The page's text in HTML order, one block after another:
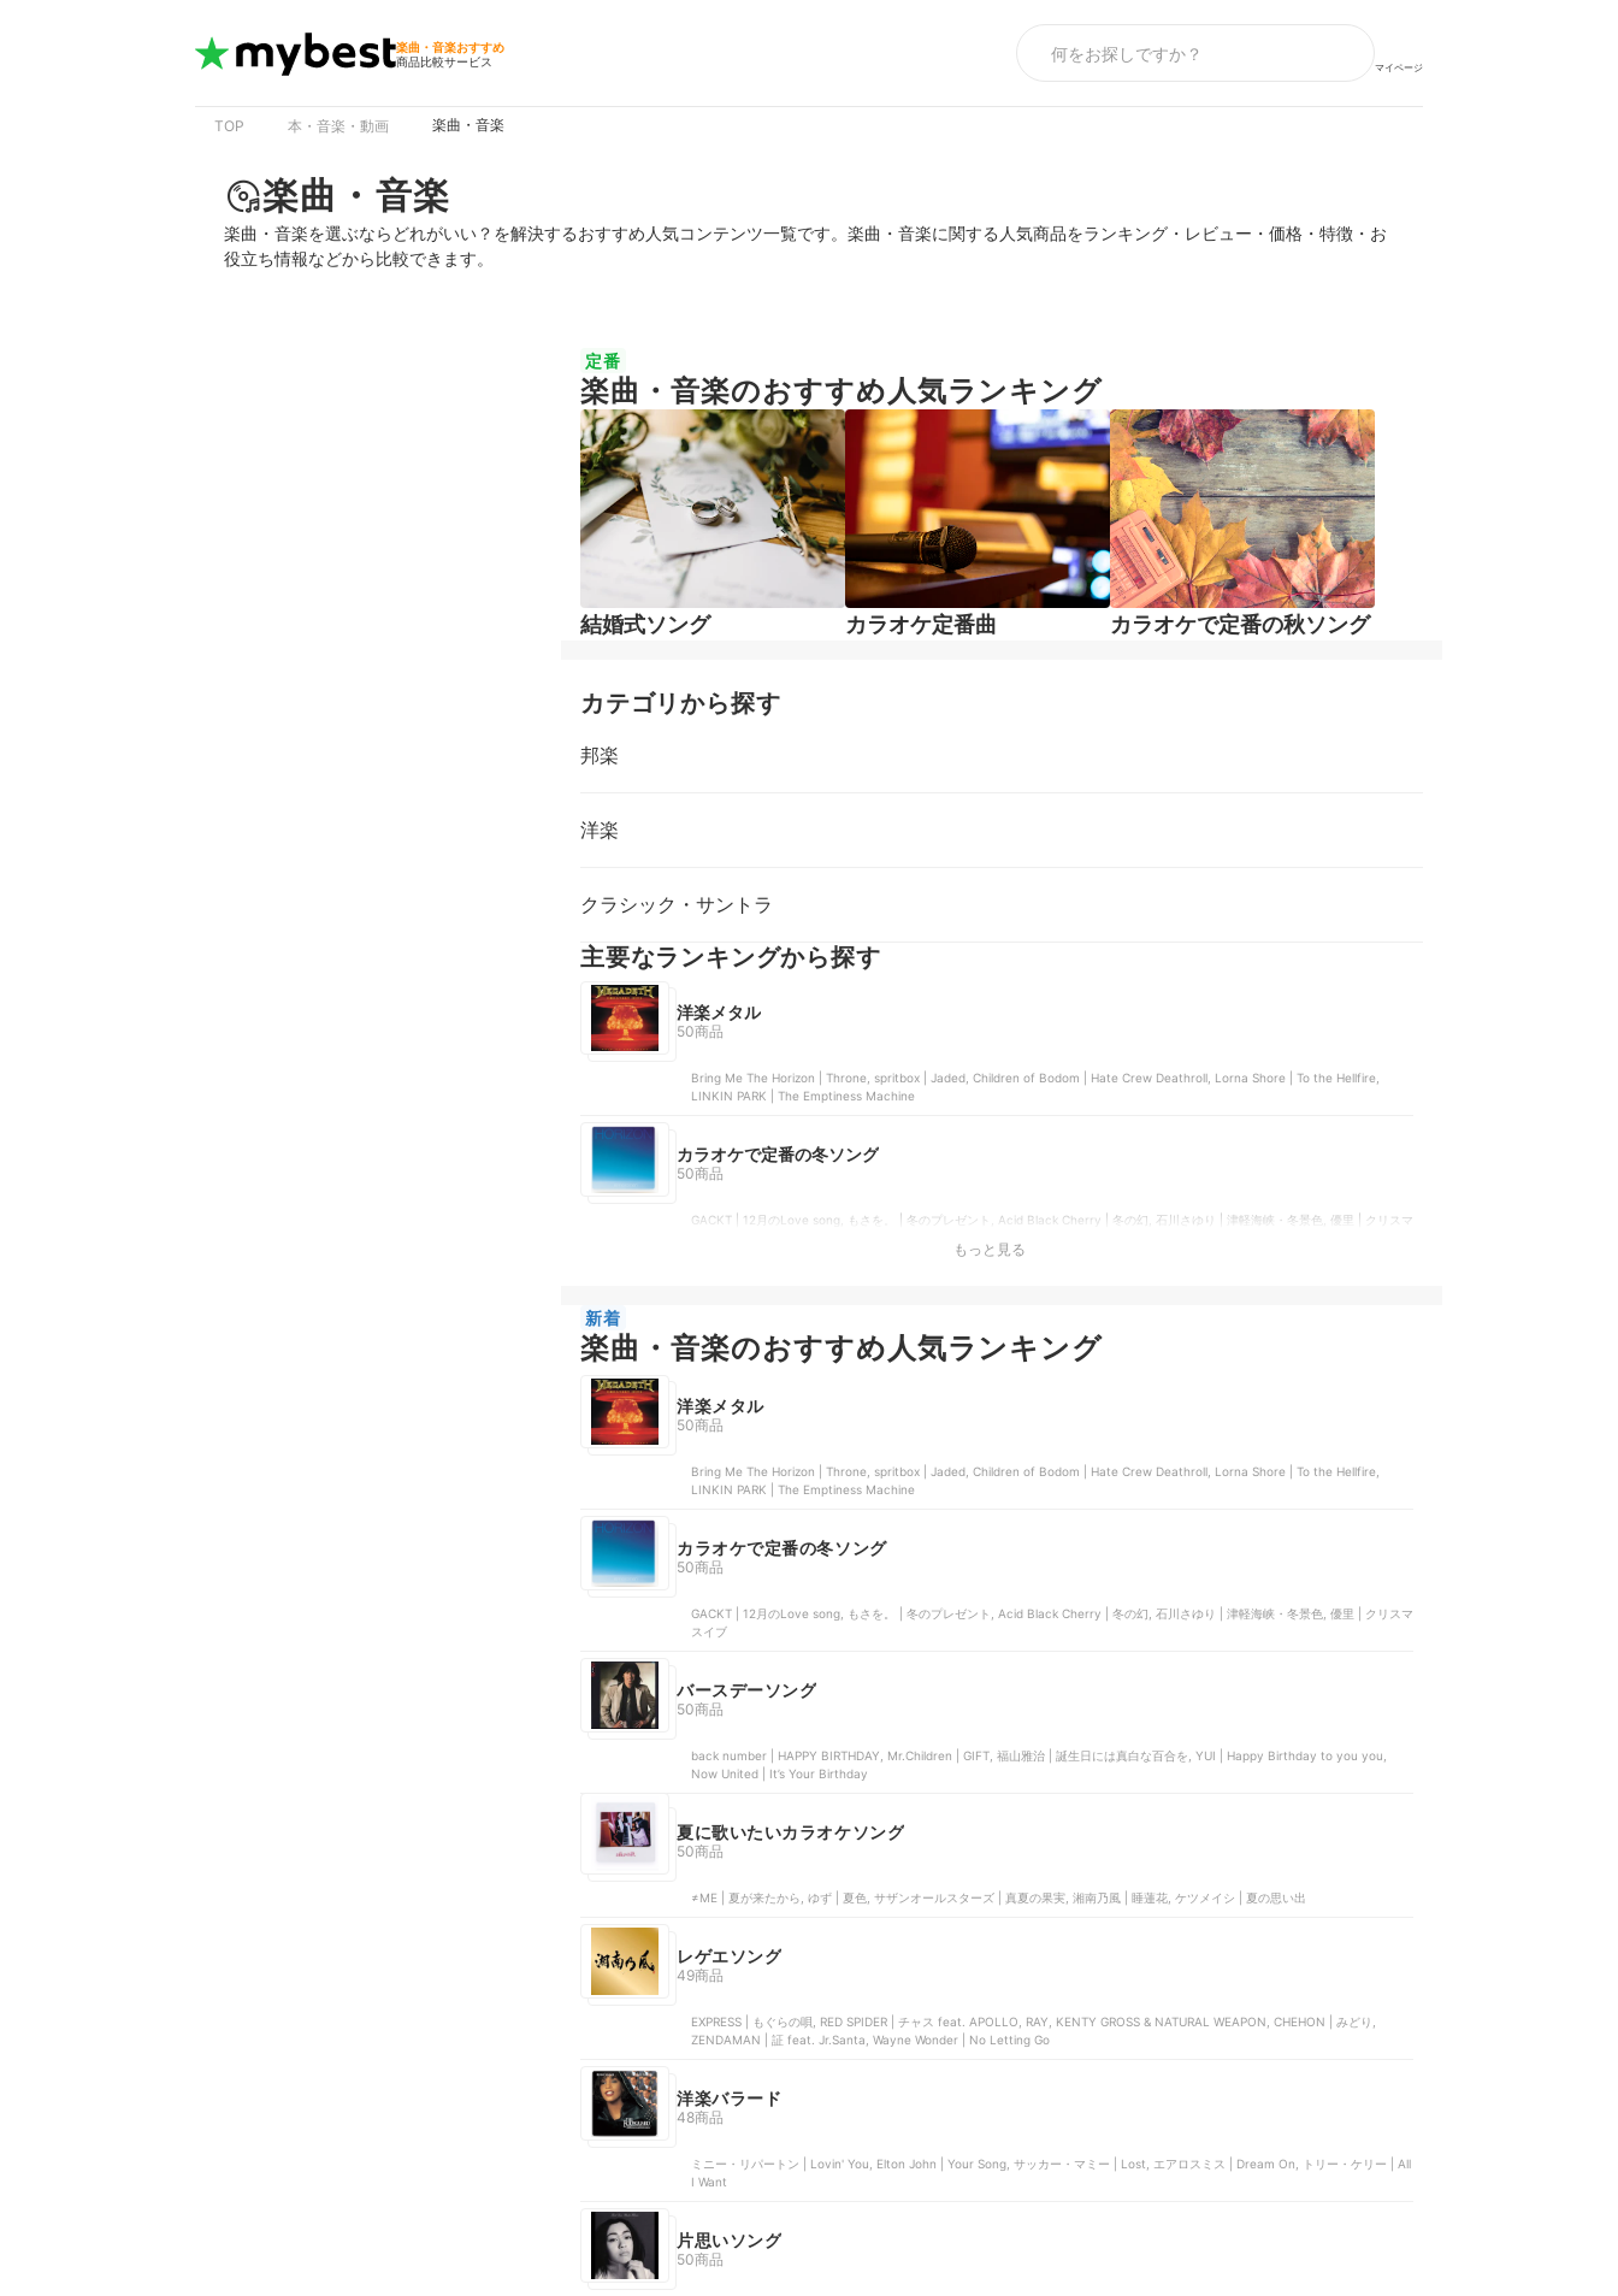
楽曲・音楽おすすめ
商品比較サービス
マイページ
TOP 本・音楽・動画 楽曲・音楽
楽曲・音楽
楽曲・音楽を選ぶならどれがいい？を解決するおすすめ人気コンテンツ一覧です。楽曲・音楽に関する人気商品をランキング・レビュー・価格・特徴・お
役立ち情報などから比較できます。
定番
楽曲・音楽のおすすめ人気ランキング
結婚式ソング カラオケ定番曲 カラオケで定番の秋ソング
カテゴリから探す
邦楽
洋楽
クラシック・サントラ
主要なランキングから探す
洋楽メタル
50商品
Bring Me The Horizon | Throne, spritbox | Jaded, Children of Bodom | Hate Crew Deathroll, Lorna Shore | To the Hellfire,
LINKIN PARK | The Emptiness Machine
カラオケで定番の冬ソング
50商品
GACKT | 12月のLove song, もさを。 | 冬のプレゼント, Acid Black Cherry | 冬の幻, 石川さゆり | 津軽海峡・冬景色, 優里 | クリスマ
もっと見る
新着
楽曲・音楽のおすすめ人気ランキング
洋楽メタル
50商品
Bring Me The Horizon | Throne, spritbox | Jaded, Children of Bodom | Hate Crew Deathroll, Lorna Shore | To the Hellfire,
LINKIN PARK | The Emptiness Machine
カラオケで定番の冬ソング
50商品
GACKT | 12月のLove song, もさを。 | 冬のプレゼント, Acid Black Cherry | 冬の幻, 石川さゆり | 津軽海峡・冬景色, 優里 | クリスマ
スイブ
バースデーソング
50商品
back number | HAPPY BIRTHDAY, Mr.Children | GIFT, 福山雅治 | 誕生日には真白な百合を, YUI | Happy Birthday to you you,
Now United | It’s Your Birthday
夏に歌いたいカラオケソング
50商品
≠ME | 夏が来たから, ゆず | 夏色, サザンオールスターズ | 真夏の果実, 湘南乃風 | 睡蓮花, ケツメイシ | 夏の思い出
レゲエソング
49商品
EXPRESS | もぐらの唄, RED SPIDER | チャス feat. APOLLO, RAY, KENTY GROSS & NATURAL WEAPON, CHEHON | みどり,
ZENDAMAN | 証 feat. Jr.Santa, Wayne Wonder | No Letting Go
洋楽バラード
48商品
ミニー・リパートン | Lovin' You, Elton John | Your Song, サッカー・マミー | Lost, エアロスミス | Dream On, トリー・ケリー | All
I Want
片思いソング
50商品